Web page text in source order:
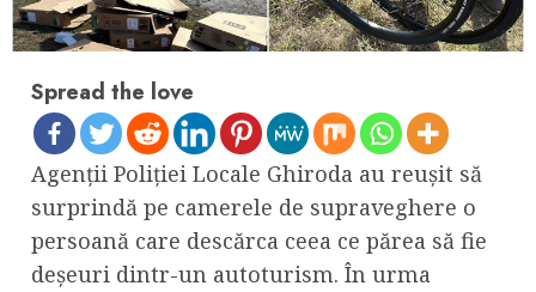
Spread the love
Agenții Poliției Locale Ghiroda au reușit să
surprindă pe camerele de supraveghere o
persoană care descărca ceea ce părea să fie
deșeuri dintr-un autoturism. În urma